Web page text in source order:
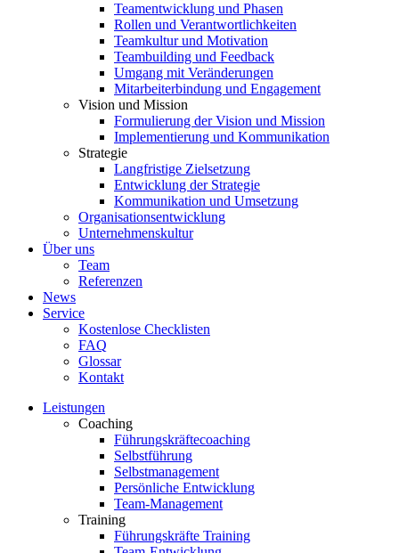
Teamentwicklung und Phasen
Rollen und Verantwortlichkeiten
Teamkultur und Motivation
Teambuilding und Feedback
Umgang mit Veränderungen
Mitarbeiterbindung und Engagement
Vision und Mission
Formulierung der Vision und Mission
Implementierung und Kommunikation
Strategie
Langfristige Zielsetzung
Entwicklung der Strategie
Kommunikation und Umsetzung
Organisationsentwicklung
Unternehmenskultur
Über uns
Team
Referenzen
News
Service
Kostenlose Checklisten
FAQ
Glossar
Kontakt
Leistungen
Coaching
Führungskräftecoaching
Selbstführung
Selbstmanagement
Persönliche Entwicklung
Team-Management
Training
Führungskräfte Training